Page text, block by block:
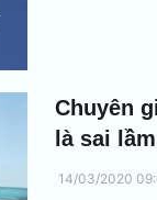
Chuyên
là sai
14/03/2020